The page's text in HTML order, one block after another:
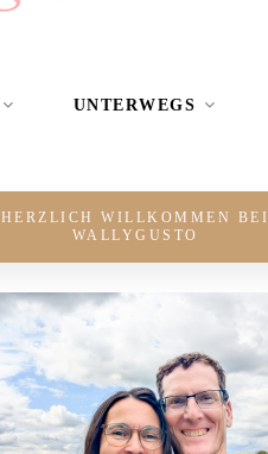
UNTERWEGS
HERZLICH WILLKOMMEN BEI
WALLYGUSTO